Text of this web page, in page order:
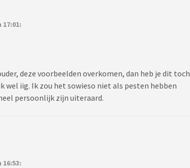
of zij als hobby heeft om mijn zoon tegen mij op te
durf haar er niet op aan te spreken omdat ik bang ben
om haar vinger bindt.
deze voorbeelden overkomen, dan heb je dit toch
iig. Ik zou het sowieso niet als pesten hebben
persoonlijk zijn uiteraard.